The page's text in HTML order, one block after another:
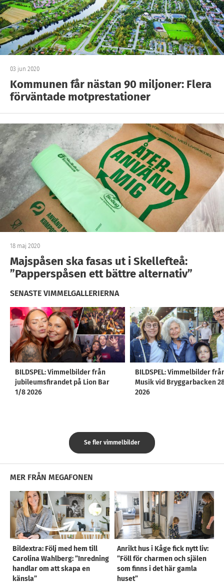
03 jun 2020
Kommunen får nästan 90 miljoner: Flera
förväntade motprestationer
18 maj 2020
Majspåsen ska fasas ut i Skellefteå:
”Papperspåsen ett bättre alternativ”
SENASTE VIMMELGALLERIERNA
BILDSPEL: Vimmelbilder från
jubileumsfirandet på Lion Bar
1/8 2026
BILDSPEL: Vimmelbilder
Musik vid Bryggarbacken
2026
Se fler vimmelbilder
MER FRÅN MEGAFONEN
Bildextra: Följ med hem till
Carolina Wahlberg: ”Inredning
handlar om att skapa en
känsla”
Anrikt hus i Kåge fick nytt liv:
”Föll för charmen och själen
som finns i det här gamla
huset”